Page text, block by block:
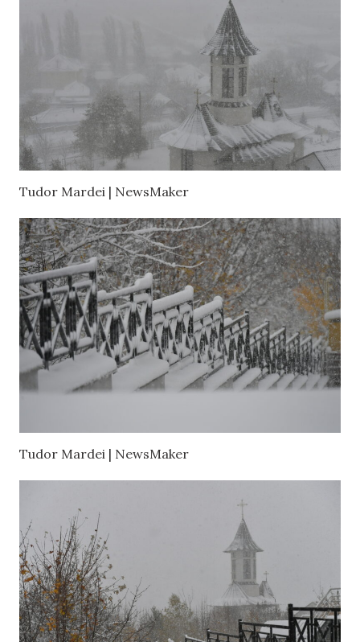
Tudor Mardei | NewsMaker
Tudor Mardei | NewsMaker